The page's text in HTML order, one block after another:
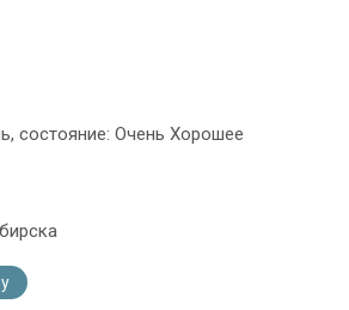
состояние: Очень Хорошее